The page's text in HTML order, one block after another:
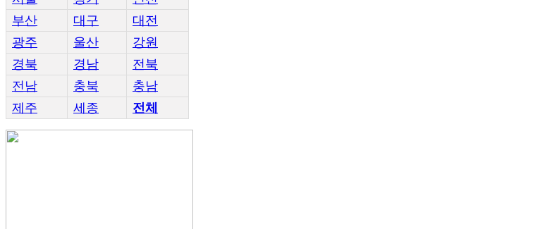
부산
대구
대전
광주
울산
강원
경북
경남
전북
전남
충북
충남
제주
세종 전체